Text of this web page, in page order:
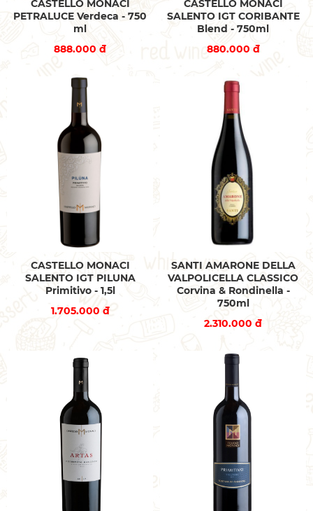
CASTELLO MONACI
PETRALUCE Verdeca - 750
ml
888.000 đ
CASTELLO MONACI
SALENTO IGT CORIBANTE
Blend - 750ml
880.000 đ
CASTELLO MONACI
SALENTO IGT PILUNA
Primitivo - 1,5l
1.705.000 đ
SANTI AMARONE DELLA
VALPOLICELLA CLASSICO
Corvina & Rondinella -
750ml
2.310.000 đ